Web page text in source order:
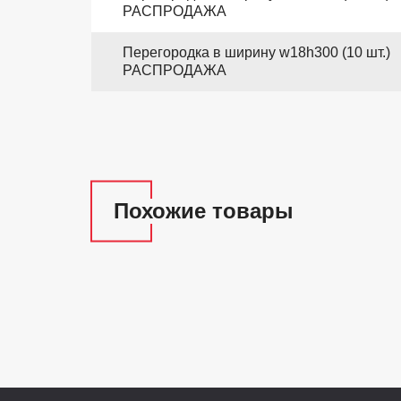
РАСПРОДАЖА
Перегородка в ширину w18h300 (10 шт.)
РАСПРОДАЖА
Похожие товары